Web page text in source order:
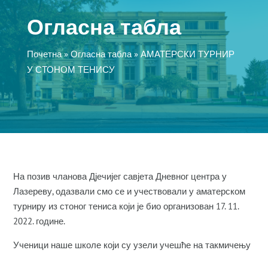
Огласна табла
Почетна»Огласна табла» АМАТЕРСКИ ТУРНИР
У СТОНОМ ТЕНИСУ
На позив чланова Дјечијег савјета Дневног центра у
Лазереву, одазвали смо се и учествовали у аматерском
турниру из стоног тениса који је био организован 17. 11.
2022. године.
Ученици наше школе који су узели учешће на такмичењу